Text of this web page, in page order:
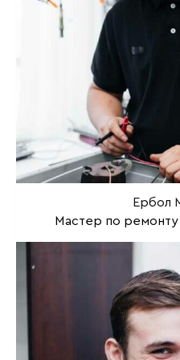
Ербол
Мастер по